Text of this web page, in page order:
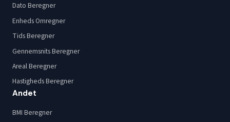
Dato Beregner
Enheds Omregner
Tids Beregner
Gennemsnits Beregner
Areal Beregner
Hastigheds Beregner
Andet
BMI Beregner